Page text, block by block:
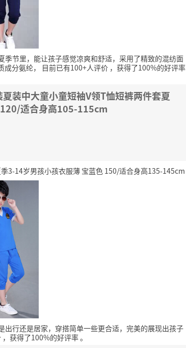
节里，能让孩子感觉凉爽和舒适，采用了精致的混纺面
分氨纶， 目前已有100+人评价 ，获得了100%的好评率
装中大童小童短袖V领T恤短裤两件套夏
适合身高105-115cm
3-14岁男孩小孩衣服薄 宝蓝色 150/适合身高135-145cm
行还是居家，穿搭简单一些更合适，完美的展现出孩子
，获得了100%的好评率。